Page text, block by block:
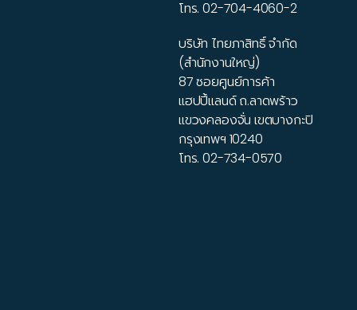
โทร.02-704-4060-2
บริษัท ไทยภาสิทธิ์ จำกัด
(สำนักงานใหญ่)
87 ซอยศูนย์การค้า
แฮปปี้แลนด์ ถ.ลาดพร้าว
แขวงคลองจั่น เขตบางกะปิ
กรุงเทพฯ 10240
โทร.02-734-0570